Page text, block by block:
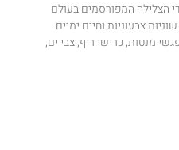
הצלילה המפורסמים בעולם
צבעוניות וחיים ימיים
מנטות, כרישי ריף, צבי ים,